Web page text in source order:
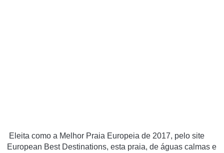
Eleita como a Melhor Praia Europeia de 2017, pelo site
European Best Destinations, esta praia, de águas calmas e